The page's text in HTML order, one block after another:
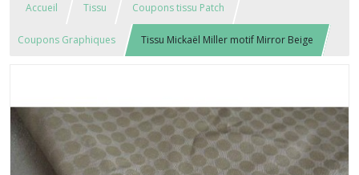
Accueil Tissu Coupons tissu Patch
Coupons Graphiques Tissu Mickaël Miller motif Mirror Beige